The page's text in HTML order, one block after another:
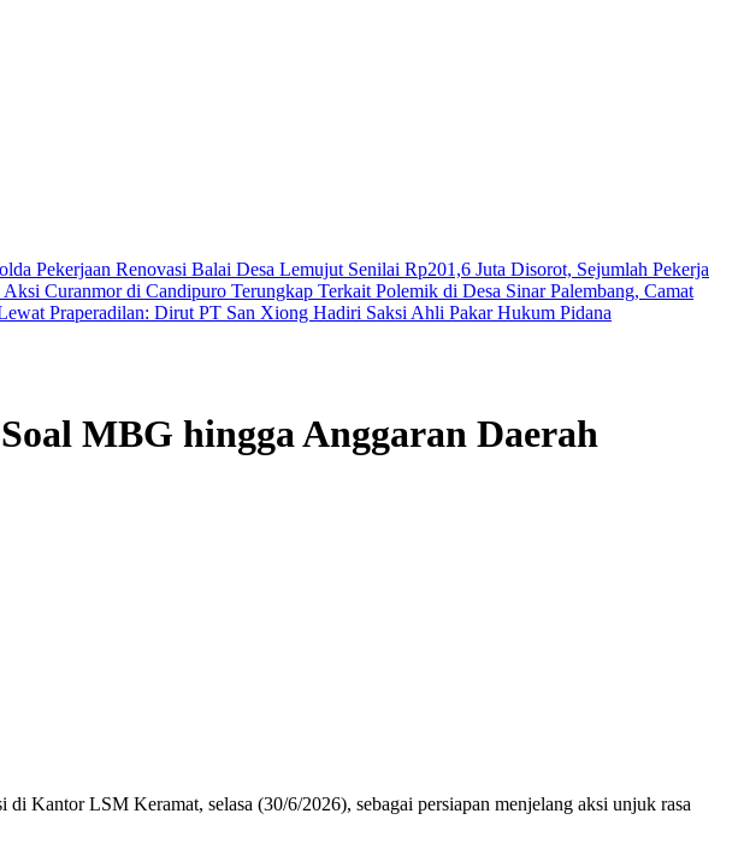
Pekerjaan Renovasi Balai Desa Lemujut Senilai Rp201,6 Juta Disorot, Sejumlah Pekerja
Curanmor di Candipuro Terungkap Terkait Polemik di Desa Sinar Palembang, Camat
Praperadilan: Dirut PT San Xiong Hadiri Saksi Ahli Pakar Hukum Pidana
MBG hingga Anggaran Daerah
Kantor LSM Keramat, selasa (30/6/2026), sebagai persiapan menjelang aksi unjuk rasa